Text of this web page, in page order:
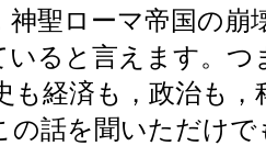
聖ローマ帝国の崩
ると言えます。
も経済も，政治も
話を聞いただけ